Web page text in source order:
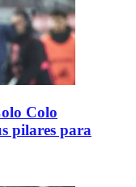
Colo
pilares para